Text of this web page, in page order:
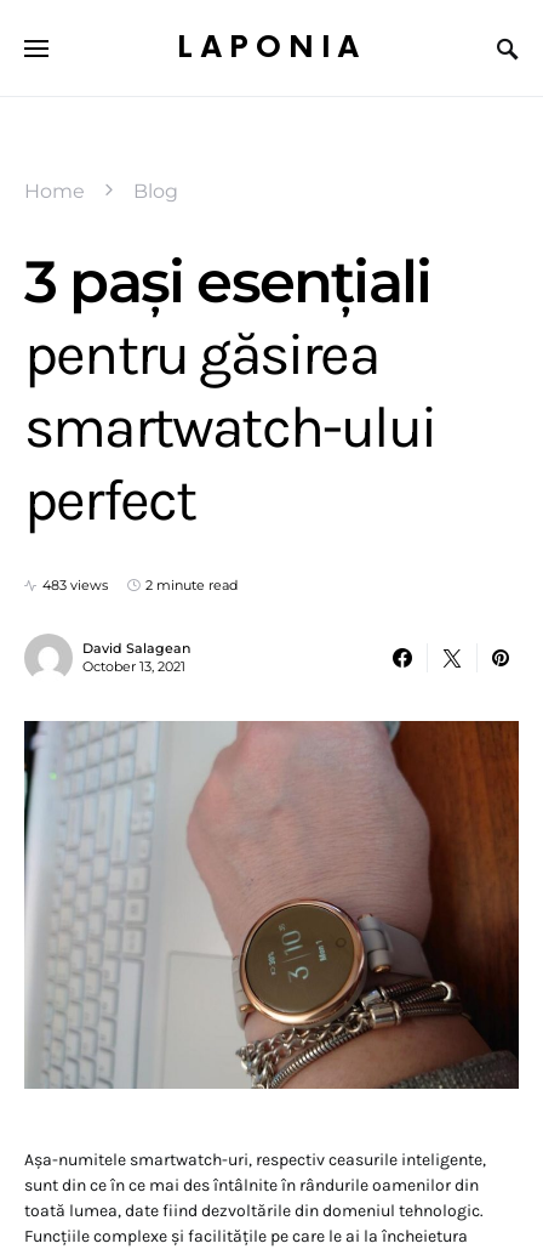
LAPONIA
Home Blog
3 pași esențiali
pentru găsirea
smartwatch-ului
perfect
483 views 2 minute read
David Salagean
October 13, 2021
Așa-numitele smartwatch-uri, respectiv ceasurile inteligente,
sunt din ce în ce mai des întâlnite în rândurile oamenilor din
toată lumea, date fiind dezvoltările din domeniul tehnologic.
Funcțiile complexe și facilitățile pe care le ai la încheietura